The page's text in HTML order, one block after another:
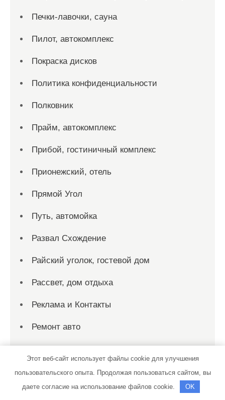
Печки-лавочки, сауна
Пилот, автокомплекс
Покраска дисков
Политика конфиденциальности
Полковник
Прайм, автокомплекс
Прибой, гостиничный комплекс
Прионежский, отель
Прямой Угол
Путь, автомойка
Развал Схождение
Райский уголок, гостевой дом
Рассвет, дом отдыха
Реклама и Контакты
Ремонт авто
Ремонт Выхлопных Систем
Русалка, гостиничный комплекс
Этот веб-сайт использует файлы cookie для улучшения
пользовательского опыта. Продолжая пользоваться сайтом, вы
даете согласие на использование файлов cookie.
OK